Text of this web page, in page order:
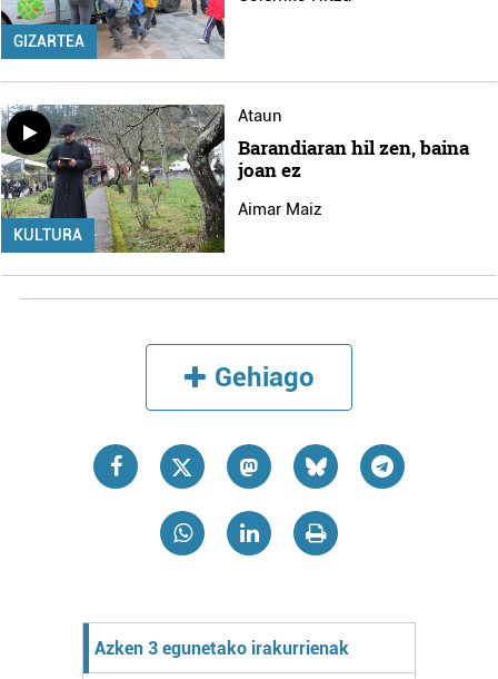
GIZARTEA
KULTURA
Ataun
Barandiaran hil zen, baina
joan ez
Aimar Maiz
Gehiago
Azken 3 egunetako irakurrienak